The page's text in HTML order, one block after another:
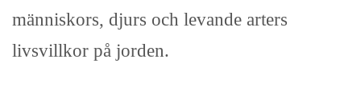
människors, djurs och levande arters
livsvillkor på jorden.